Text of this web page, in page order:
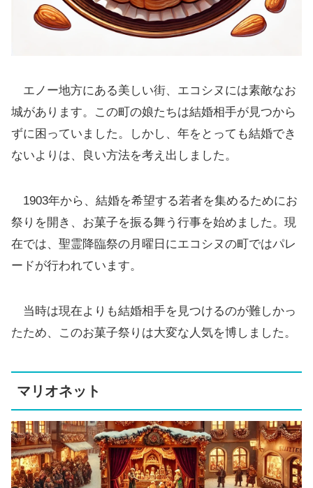
エノー地方にある美しい街、エコシヌには素敵なお
城があります。この町の娘たちは結婚相手が見つから
ずに困っていました。しかし、年をとっても結婚でき
ないよりは、良い方法を考え出しました。
1903年から、結婚を希望する若者を集めるためにお
祭りを開き、お菓子を振る舞う行事を始めました。現
在では、聖霊降臨祭の月曜日にエコシヌの町ではパレ
ードが行われています。
当時は現在よりも結婚相手を見つけるのが難しかっ
たため、このお菓子祭りは大変な人気を博しました。
マリオネット